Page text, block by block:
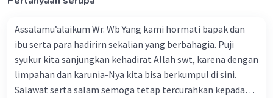
Beri Rating·0.0(0) Balas
Assalamu’alaikum Wr. Wb Yang kami hormati bapak dan
ibu serta para hadirirn sekalian yang berbahagia. Puji
syukur kita sanjungkan kehadirat Allah swt, karena dengan
limpahan dan karunia-Nya kita bisa berkumpul di sini.
Salawat serta salam semoga tetap tercurahkan kepada